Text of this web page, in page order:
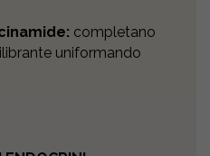
completano
uniformando